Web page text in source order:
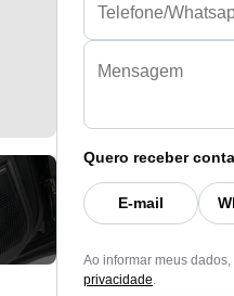
Quero receber
E-mail
Ao informar meus
privacidade.